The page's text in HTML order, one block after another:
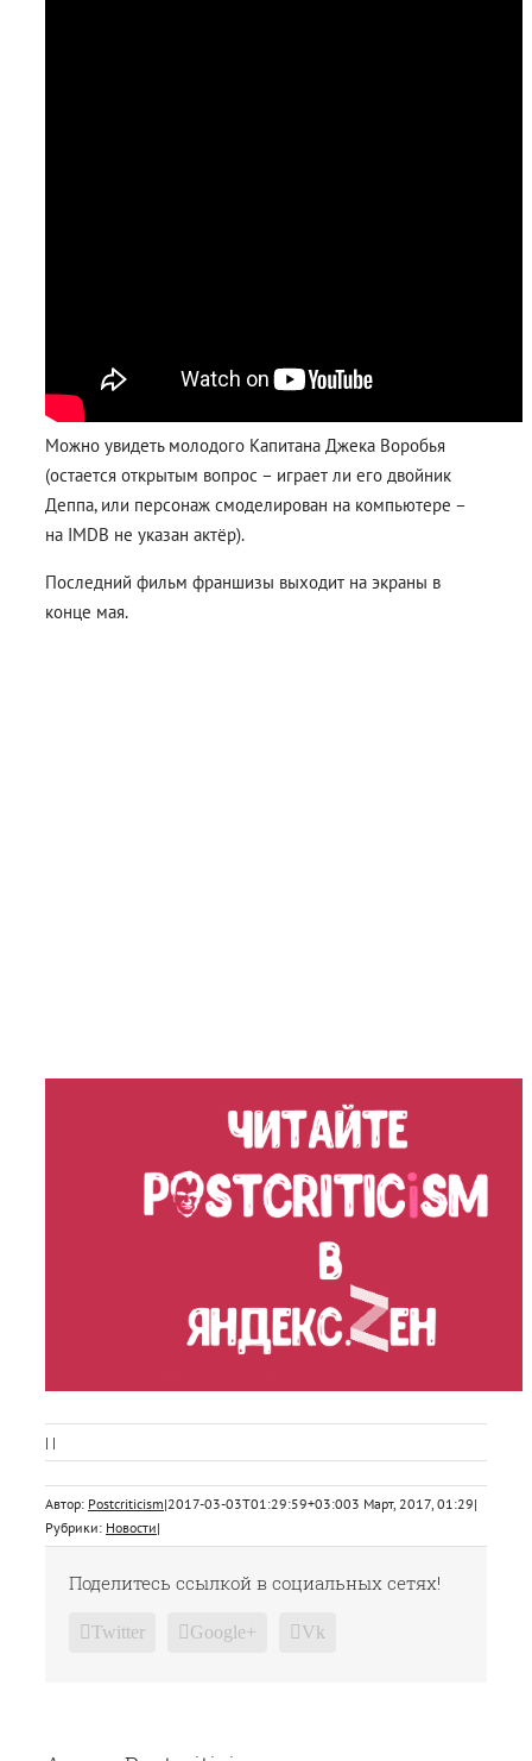
Можно увидеть молодого Капитана Джека Воробья
(остается открытым вопрос – играет ли его двойник
Деппа, или персонаж смоделирован на компьютере –
на IMDB не указан актёр).
Последний фильм франшизы выходит на экраны в
конце мая.
| |
Автор: Postcriticism|2017-03-03T01:29:59+03:003 Март, 2017, 01:29|
Рубрики: Новости|
Поделитесь ссылкой в социальных сетях!
Twitter Google+ Vk